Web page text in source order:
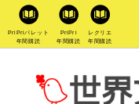
PriPriパレット
年間購読
PriPri
年間購読
レクリエ
年間購読